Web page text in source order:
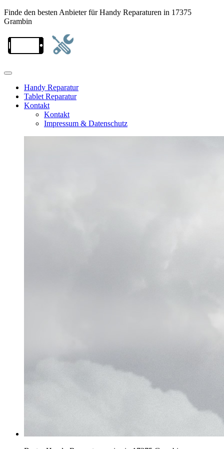
Finde den besten Anbieter für Handy Reparaturen in 17375
Grambin
Handy Reparatur
Tablet Reparatur
Kontakt
Kontakt
Impressum & Datenschutz